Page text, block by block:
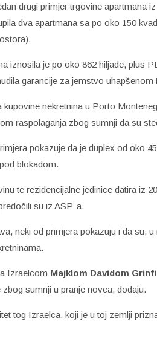
drugi primjer trgovine apartmana
dva apartmana sa po oko 150
iznosila je po oko 862 hiljade, plus
garancije za jemstvo uhapšenom
kupovine nekretnina u Porto
raspolaganja zbog sumnji da su
pokazuje da je duplex od oko
blokadom.
te rezidencijalne jedinice datira iz
su iz ASP-a.
neki od primjera pokazuju i da su,
Izraelcom Majklom Davidom
zbog sumnji u pranje novca, dodaju.
tog Izraelca, koji je u toj zemlji